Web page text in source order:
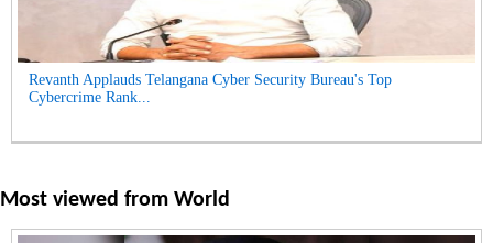
Revanth Applauds Telangana Cyber Security Bureau's Top
Cybercrime Rank...
Most viewed from World